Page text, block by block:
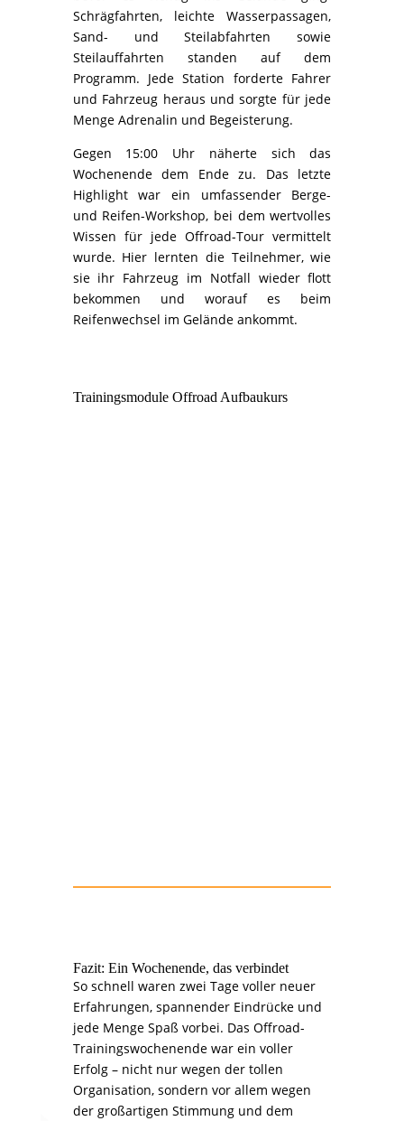
Schrägfahrten, leichte Wasserpassagen,
Sand- und Steilabfahrten sowie
Steilauffahrten standen auf dem
Programm. Jede Station forderte Fahrer
und Fahrzeug heraus und sorgte für jede
Menge Adrenalin und Begeisterung.
Gegen 15:00 Uhr näherte sich das
Wochenende dem Ende zu. Das letzte
Highlight war ein umfassender Berge-
und Reifen-Workshop, bei dem wertvolles
Wissen für jede Offroad-Tour vermittelt
wurde. Hier lernten die Teilnehmer, wie
sie ihr Fahrzeug im Notfall wieder flott
bekommen und worauf es beim
Reifenwechsel im Gelände ankommt.
Trainingsmodule Offroad Aufbaukurs
Fazit: Ein Wochenende, das verbindet
So schnell waren zwei Tage voller neuer
Erfahrungen, spannender Eindrücke und
jede Menge Spaß vorbei. Das Offroad-
Trainingswochenende war ein voller
Erfolg – nicht nur wegen der tollen
Organisation, sondern vor allem wegen
der großartigen Stimmung und dem